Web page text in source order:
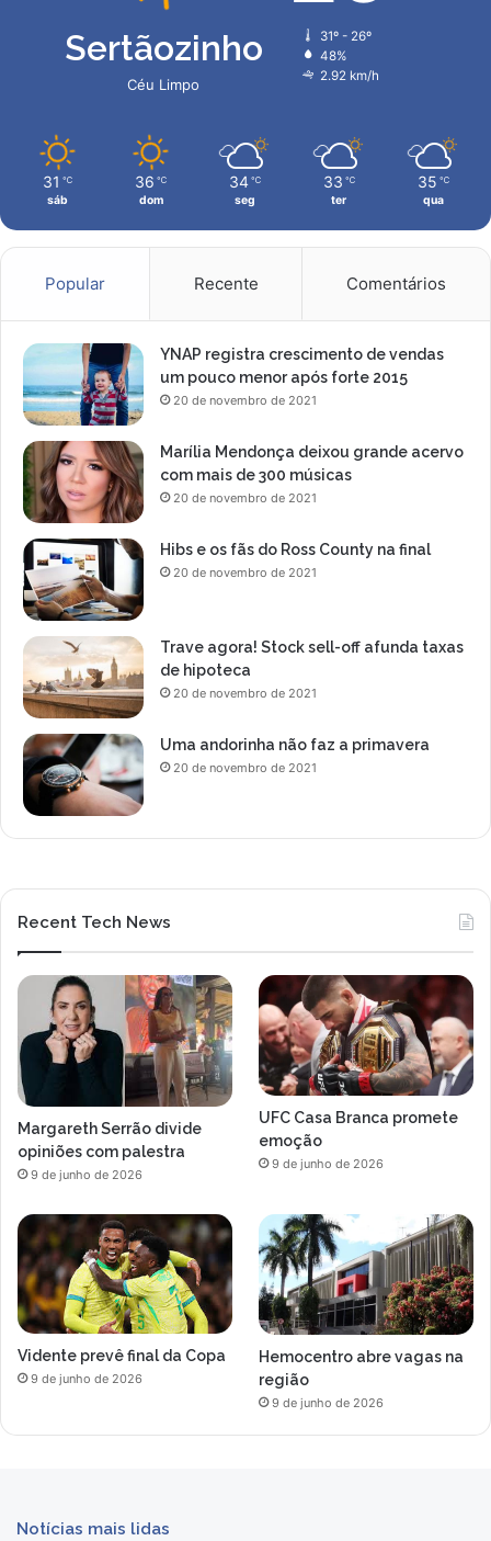
Sertãozinho
Céu Limpo
31º - 26º
48%
2.92 km/h
31 ℃
sáb
36 ℃
dom
34 ℃
seg
33 ℃
ter
35 ℃
qua
Popular Recente Comentários
YNAP registra crescimento de vendas
um pouco menor após forte 2015
20 de novembro de 2021
Marília Mendonça deixou grande acervo
com mais de 300 músicas
20 de novembro de 2021
Hibs e os fãs do Ross County na final
20 de novembro de 2021
Trave agora! Stock sell-off afunda taxas
de hipoteca
20 de novembro de 2021
Uma andorinha não faz a primavera
20 de novembro de 2021
Recent Tech News
Margareth Serrão divide
opiniões com palestra
9 de junho de 2026
UFC Casa Branca promete
emoção
9 de junho de 2026
Vidente prevê final da Copa
9 de junho de 2026
Hemocentro abre vagas na
região
9 de junho de 2026
Notícias mais lidas